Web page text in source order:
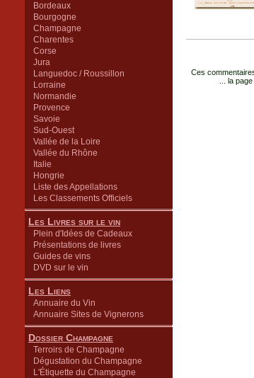
Bordeaux
Bourgogne
Champagne
Charentes
Corse
Jura
Languedoc / Roussillon
Lorraine
Normandie
Provence
Savoie
Sud-Ouest
Vallée de la Loire
Vallée du Rhône
Italie
Hongrie
Liste des Appellations
Les Classements Officiels
Les Livres sur le vin
Plein d'Idées de Cadeaux
Présentations de livres
Guides de vins
DVD sur le vin
Les Liens
Annuaire du Vin
Annuaire Sites de Vignerons
Dossier Champagne
Terroirs de Champagne
Dégustation du Champagne
L'Étiquette du Champagne
Ces
... la